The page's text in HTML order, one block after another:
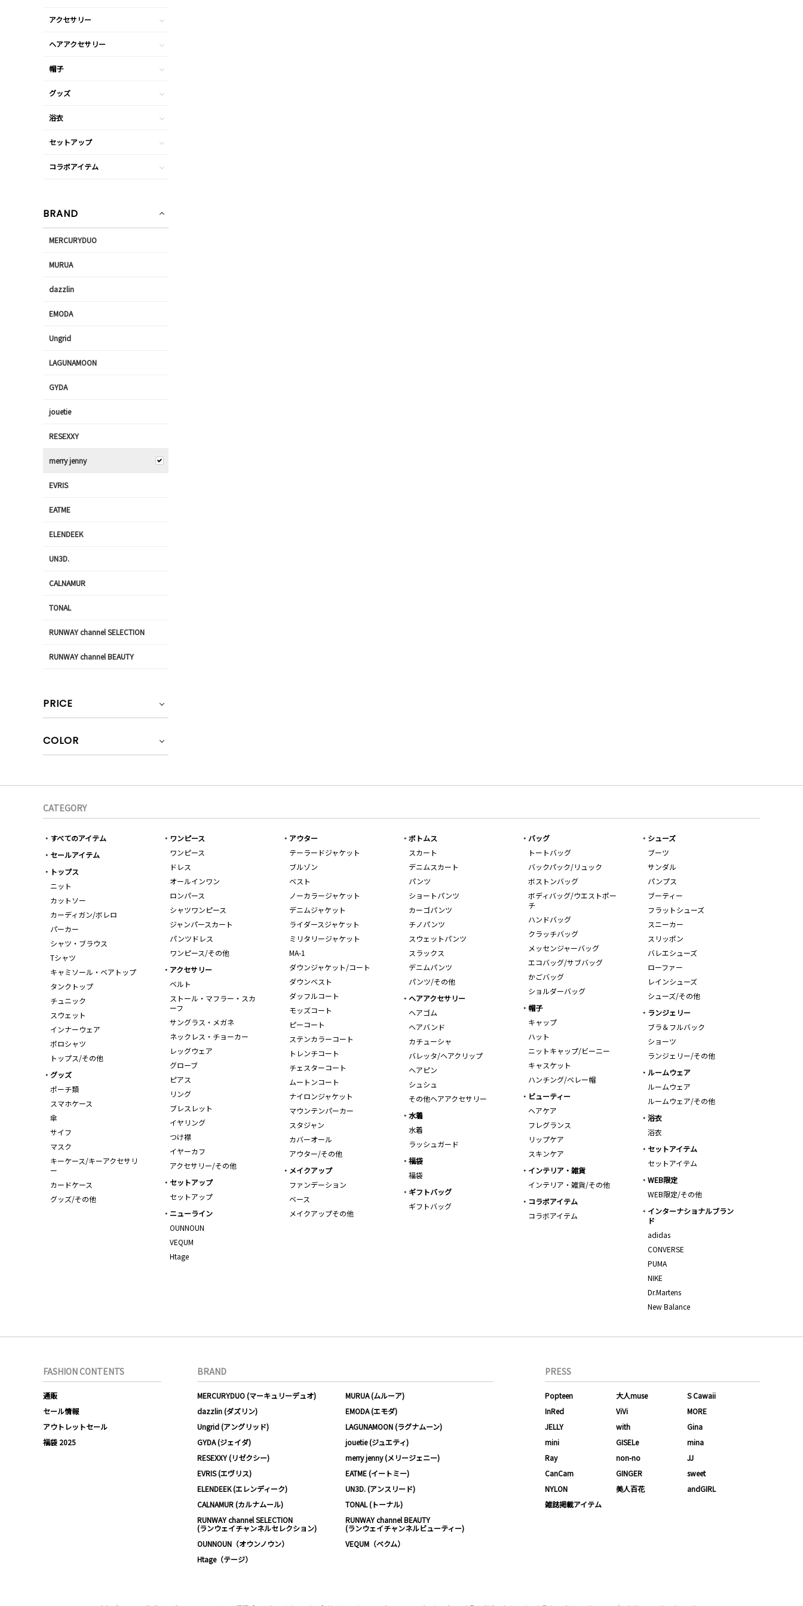
アクセサリー
ヘアアクセサリー
帽子
グッズ
浴衣
セットアップ
コラボアイテム
BRAND
MERCURYDUO
MURUA
dazzlin
EMODA
Ungrid
LAGUNAMOON
GYDA
jouetie
RESEXXY
merry jenny
EVRIS
EATME
ELENDEEK
UN3D.
CALNAMUR
TONAL
RUNWAY channel SELECTION
RUNWAY channel BEAUTY
PRICE
COLOR
CATEGORY
すべてのアイテム
セールアイテム
トップス
ニット
カットソー
カーディガン/ボレロ
パーカー
シャツ・ブラウス
Tシャツ
キャミソール・ベアトップ
タンクトップ
チュニック
スウェット
インナーウェア
ポロシャツ
トップス/その他
ワンピース
ワンピース
ドレス
オールインワン
ロンパース
シャツワンピース
ジャンパースカート
パンツドレス
ワンピース/その他
アウター
テーラードジャケット
ブルゾン
ベスト
ノーカラージャケット
デニムジャケット
ライダースジャケット
ミリタリージャケット
MA-1
ダウンジャケット/コート
ダウンベスト
ダッフルコート
モッズコート
ピーコート
ステンカラーコート
トレンチコート
チェスターコート
ムートンコート
ナイロンジャケット
マウンテンパーカー
スタジャン
カバーオール
アウター/その他
ボトムス
スカート
デニムスカート
パンツ
ショートパンツ
カーゴパンツ
チノパンツ
スウェットパンツ
スラックス
デニムパンツ
パンツ/その他
バッグ
トートバッグ
バックパック/リュック
ボストンバッグ
ボディバッグ/ウエストポー
チ
ハンドバッグ
クラッチバッグ
メッセンジャーバッグ
エコバッグ/サブバッグ
かごバッグ
ショルダーバッグ
シューズ
ブーツ
サンダル
パンプス
ブーティー
フラットシューズ
スニーカー
スリッポン
バレエシューズ
ローファー
レインシューズ
シューズ/その他
アクセサリー
ベルト
ストール・マフラー・スカ
ーフ
サングラス・メガネ
ネックレス・チョーカー
レッグウェア
グローブ
ピアス
リング
ブレスレット
イヤリング
つけ襟
イヤーカフ
アクセサリー/その他
ヘアアクセサリー
ヘアゴム
ヘアバンド
カチューシャ
バレッタ/ヘアクリップ
ヘアピン
シュシュ
その他ヘアアクセサリー
帽子
キャップ
ハット
ニットキャップ/ビーニー
キャスケット
ハンチング/ベレー帽
ランジェリー
ブラ＆フルバック
ショーツ
ランジェリー/その他
ルームウェア
ルームウェア
ルームウェア/その他
グッズ
ポーチ類
スマホケース
傘
サイフ
マスク
キーケース/キーアクセサリ
ー
カードケース
グッズ/その他
ビューティー
ヘアケア
フレグランス
リップケア
スキンケア
水着
水着
ラッシュガード
浴衣
浴衣
セットアイテム
セットアイテム
福袋
福袋
メイクアップ
ファンデーション
ベース
メイクアップその他
インテリア・雑貨
インテリア・雑貨/その他
WEB限定
WEB限定/その他
セットアップ
セットアップ
ギフトバッグ
ギフトバッグ
コラボアイテム
コラボアイテム
インターナショナルブラン
ド
adidas
CONVERSE
PUMA
NIKE
Dr.Martens
New Balance
ニューライン
OUNNOUN
VEQUM
Htage
FASHION CONTENTS
通販
セール情報
アウトレットセール
福袋 2025
BRAND
MERCURYDUO (マーキュリーデュオ)
MURUA (ムルーア)
dazzlin (ダズリン)
EMODA (エモダ)
Ungrid (アングリッド)
LAGUNAMOON (ラグナムーン)
GYDA (ジェイダ)
jouetie (ジュエティ)
RESEXXY (リゼクシー)
merry jenny (メリージェニー)
EVRIS (エヴリス)
EATME (イートミー)
ELENDEEK (エレンディーク)
UN3D. (アンスリード)
CALNAMUR (カルナムール)
TONAL (トーナル)
RUNWAY channel SELECTION
(ランウェイチャンネルセレクション)
RUNWAY channel BEAUTY
(ランウェイチャンネルビューティー)
OUNNOUN（オウンノウン）
VEQUM（ベクム）
Htage（テージ）
PRESS
Popteen 大人muse
S Cawaii
InRed
ViVi
MORE
JELLY
with
Gina
mini
GISELe
mina
Ray
non-no
JJ
CanCam
GINGER
sweet
NYLON
美人百花
andGIRL
雑誌掲載アイテム